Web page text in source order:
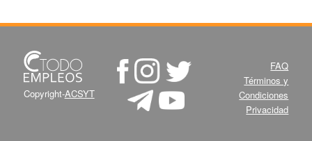
Copyright-ACSYT
FAQ
Términos y
Condiciones
Privacidad